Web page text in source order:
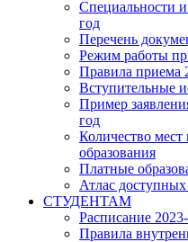
Специальности
год
Перечень
Режим работы
Правила приема
Вступительные
Пример
год
Количество
образования
Платные
Атлас
СТУДЕНТАМ
Расписание
Правила